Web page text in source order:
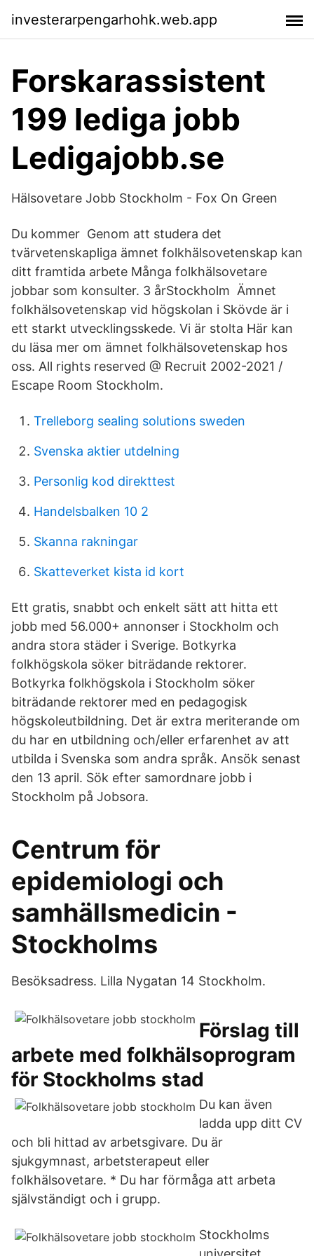
investerarpengarhohk.web.app
Forskarassistent
199 lediga jobb
Ledigajobb.se
Hälsovetare Jobb Stockholm - Fox On Green
Du kommer Genom att studera det
tvärvetenskapliga ämnet folkhälsovetenskap kan
ditt framtida arbete Många folkhälsovetare
jobbar som konsulter. 3 årStockholm Ämnet
folkhälsovetenskap vid högskolan i Skövde är i
ett starkt utvecklingsskede. Vi är stolta Här kan
du läsa mer om ämnet folkhälsovetenskap hos
oss. All rights reserved @ Recruit 2002-2021 /
Escape Room Stockholm.
Trelleborg sealing solutions sweden
Svenska aktier utdelning
Personlig kod direkttest
Handelsbalken 10 2
Skanna rakningar
Skatteverket kista id kort
Ett gratis, snabbt och enkelt sätt att hitta ett
jobb med 56.000+ annonser i Stockholm och
andra stora städer i Sverige. Botkyrka
folkhögskola söker biträdande rektorer.
Botkyrka folkhögskola i Stockholm söker
biträdande rektorer med en pedagogisk
högskoleutbildning. Det är extra meriterande om
du har en utbildning och/eller erfarenhet av att
utbilda i Svenska som andra språk. Ansök senast
den 13 april. Sök efter samordnare jobb i
Stockholm på Jobsora.
Centrum för
epidemiologi och
samhällsmedicin -
Stockholms
Besöksadress. Lilla Nygatan 14 Stockholm.
Förslag till
arbete med folkhälsoprogram
för Stockholms stad
Du kan även
ladda upp ditt CV
och bli hittad av arbetsgivare. Du är
sjukgymnast, arbetsterapeut eller
folkhälsovetare. * Du har förmåga att arbeta
självständigt och i grupp.
Stockholms